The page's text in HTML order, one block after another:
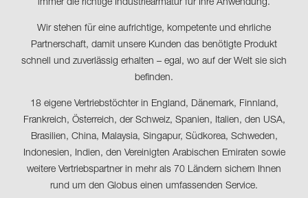
immer die richtige Industriearmatur für Ihre Anwendung.
Wir stehen für eine aufrichtige, kompetente und ehrliche
Partnerschaft, damit unsere Kunden das benötigte Produkt
schnell und zuverlässig erhalten – egal, wo auf der Welt sie sich
befinden.
18 eigene Vertriebstöchter in England, Dänemark, Finnland,
Frankreich, Österreich, der Schweiz, Spanien, Italien, den USA,
Brasilien, China, Malaysia, Singapur, Südkorea, Schweden,
Indonesien, Indien, den Vereinigten Arabischen Emiraten sowie
weitere Vertriebspartner in mehr als 70 Ländern sichern Ihnen
rund um den Globus einen umfassenden Service.